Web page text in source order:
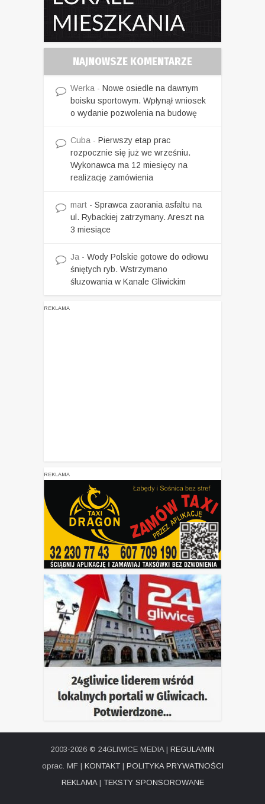
NAJNOWSZE KOMENTARZE
Werka - Nowe osiedle na dawnym
boisku sportowym. Wpłynął wniosek
o wydanie pozwolenia na budowę
Cuba - Pierwszy etap prac
rozpocznie się już we wrześniu.
Wykonawca ma 12 miesięcy na
realizację zamówienia
mart - Sprawca zaorania asfaltu na
ul. Rybackiej zatrzymany. Areszt na
3 miesiące
Ja - Wody Polskie gotowe do odłowu
śniętych ryb. Wstrzymano
śluzowania w Kanale Gliwickim
REKLAMA
REKLAMA
2003-2026 © 24GLIWICE MEDIA | REGULAMIN
oprac. MF | KONTAKT| POLITYKA PRYWATNOŚCI
REKLAMA| TEKSTY SPONSOROWANE